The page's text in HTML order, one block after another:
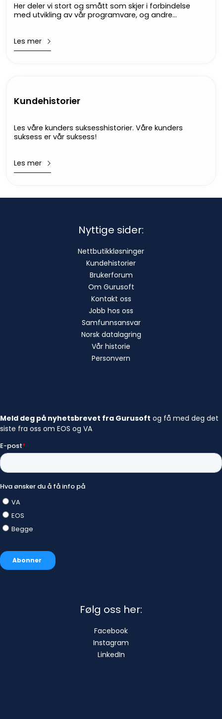
Her deler vi stort og smått som skjer i forbindelse
med utvikling av vår programvare, og andre
Les mer
Kundehistorier
Les våre kunders suksesshistorier. Våre kunders
suksess er vår suksess!
Les mer
Nyttige sider:
Nettbutikkløsninger
Kundehistorier
Brukerforum
Om Gurusoft
Kontakt oss
Jobb hos oss
Samfunnsansvar
Norsk datalagring
Vår historie
Personvern
Følg oss her:
Facebook
Instagram
LinkedIn